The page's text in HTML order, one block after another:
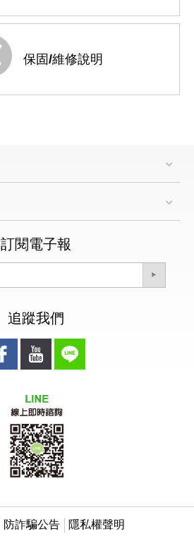
保固/維修說明
訂閱電子報
追蹤我們
防詐騙公告 隱私權聲明